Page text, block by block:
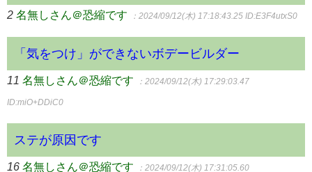
2 名無しさん＠恐縮です ：2024/09/12(木) 17:18:43.25 ID:E3F4utxS0
「気をつけ」ができないボデービルダー
11 名無しさん＠恐縮です ：2024/09/12(木) 17:29:03.47
ID:miO+DDiC0
ステが原因です
16 名無しさん＠恐縮です ：2024/09/12(木) 17:31:05.60